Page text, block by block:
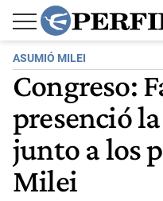
ASUMIÓ MILEI
Congreso:
presenció
junto a los
Milei